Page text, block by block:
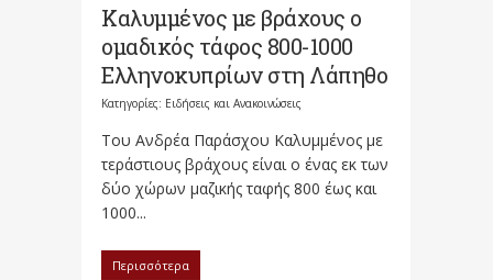
Καλυμμένος με βράχους ο
ομαδικός τάφος 800-1000
Ελληνοκυπρίων στη Λάπηθο
Κατηγορίες: Ειδήσεις και Ανακοινώσεις
Του Ανδρέα Παράσχου Καλυμμένος με
τεράστιους βράχους είναι ο ένας εκ των
δύο χώρων μαζικής ταφής 800 έως και
1000...
Περισσότερα